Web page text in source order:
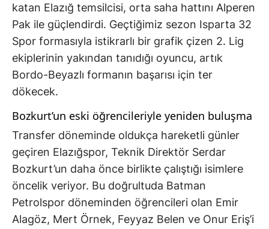
katan Elazığ temsilcisi, orta saha hattını Alperen
Pak ile güçlendirdi. Geçtiğimiz sezon Isparta 32
Spor formasıyla istikrarlı bir grafik çizen 2. Lig
ekiplerinin yakından tanıdığı oyuncu, artık
Bordo-Beyazlı formanın başarısı için ter
dökecek.
Bozkurt’un eski öğrencileriyle yeniden buluşma
Transfer döneminde oldukça hareketli günler
geçiren Elazığspor, Teknik Direktör Serdar
Bozkurt’un daha önce birlikte çalıştığı isimlere
öncelik veriyor. Bu doğrultuda Batman
Petrolspor döneminden öğrencileri olan Emir
Alagöz, Mert Örnek, Feyyaz Belen ve Onur Eriş’i